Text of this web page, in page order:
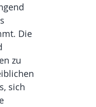
Die
zu
sich